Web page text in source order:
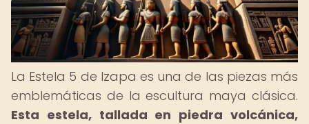
La Estela 5 de Izapa es una de las piezas más
emblemáticas de la escultura maya clásica.
Esta estela, tallada en piedra volcánica,